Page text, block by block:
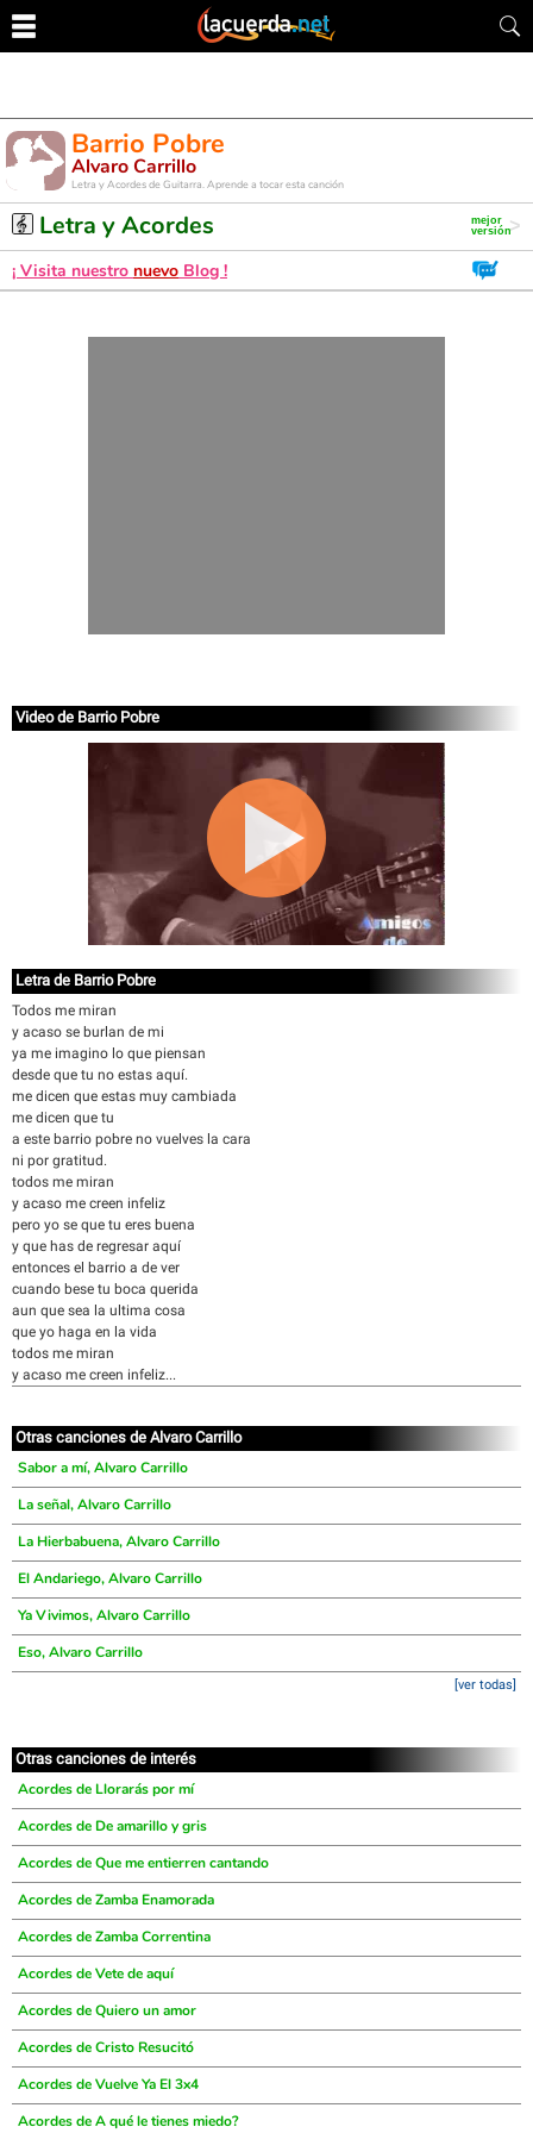
Barrio Pobre
Alvaro Carrillo
Letra y Acordes de Guitarra. Aprende a tocar esta canción
Letra y Acordes
¡ Visita nuestro nuevo Blog !
Video de Barrio Pobre
Letra de Barrio Pobre
Todos me miran
y acaso se burlan de mi
ya me imagino lo que piensan
desde que tu no estas aquí.
me dicen que estas muy cambiada
me dicen que tu
a este barrio pobre no vuelves la cara
ni por gratitud.
todos me miran
y acaso me creen infeliz
pero yo se que tu eres buena
y que has de regresar aquí
entonces el barrio a de ver
cuando bese tu boca querida
aun que sea la ultima cosa
que yo haga en la vida
todos me miran
y acaso me creen infeliz...
Otras canciones de Alvaro Carrillo
Sabor a mí, Alvaro Carrillo
La señal, Alvaro Carrillo
La Hierbabuena, Alvaro Carrillo
El Andariego, Alvaro Carrillo
Ya Vivimos, Alvaro Carrillo
Eso, Alvaro Carrillo
[ver todas]
Otras canciones de interés
Acordes de Llorarás por mí
Acordes de De amarillo y gris
Acordes de Que me entierren cantando
Acordes de Zamba Enamorada
Acordes de Zamba Correntina
Acordes de Vete de aquí
Acordes de Quiero un amor
Acordes de Cristo Resucitó
Acordes de Vuelve Ya El 3x4
Acordes de A qué le tienes miedo?